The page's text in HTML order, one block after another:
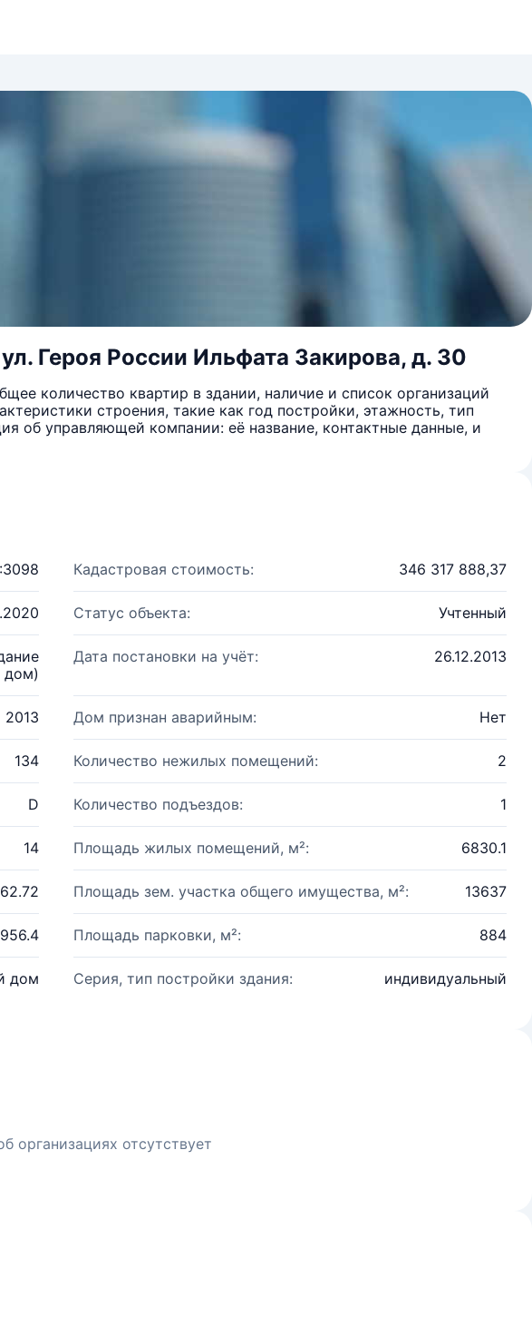
Героя России Ильфата Закирова, д. 30
количество квартир в здании, наличие и список организаций
строения, такие как год постройки, этажность, тип
об управляющей компании: её название, контактные данные, и
Кадастровая стоимость: 346 317 888,37
Статус объекта: Учтенный
дом)
Дата постановки на учёт: 26.12.2013
2013 Дом признан аварийным: Нет
134 Количество нежилых помещений: 2
D Количество подъездов: 1
14 Площадь жилых помещений, м²: 6830.1
Площадь зем. участка общего имущества, м²: 13637
956.4 Площадь парковки, м²: 884
дом Серия, тип постройки здания: индивидуальный
организациях отсутствует